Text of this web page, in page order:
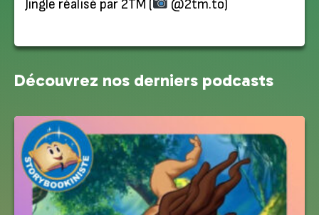
Jingle réalisé par 2TM ( @2tm.to)
Découvrez nos derniers podcasts